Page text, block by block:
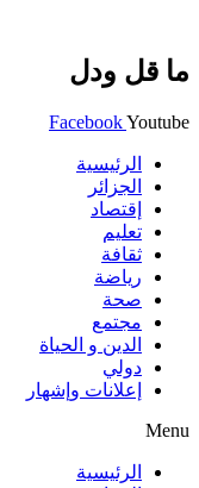
ما قل ودل
FacebookYoutube
الرئيسية
الجزائر
إقتصاد
تعليم
ثقافة
رياضة
صحة
مجتمع
الدين و الحياة
دولي
إعلانات وإشهار
Menu
الرئيسية